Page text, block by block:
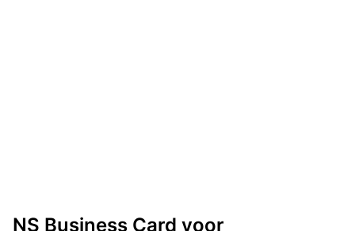
NS Business Card voor